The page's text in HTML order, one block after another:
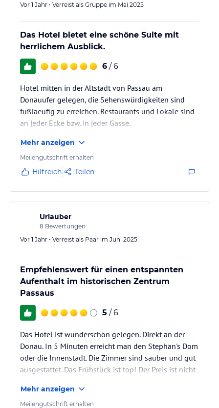
Vor 1 Jahr • Verreist als Gruppe im Mai 2025
Das Hotel bietet eine schöne Suite mit
herrlichem Ausblick.
6 / 6
Hotel mitten in der Altstadt von Passau am
Donauufer gelegen, die Sehenswürdigkeiten sind
fußlaeufig zu erreichen. Restaurants und Lokale sind
an jeder Ecke bzw. in jeder Gasse.
Mehr anzeigen
Meilengutschrift erhalten
Hilfreich Teilen
Urlauber
8 Bewertungen
Vor 1 Jahr • Verreist als Paar im Juni 2025
Empfehlenswert für einen entspannten
Aufenthalt im historischen Zentrum
Passaus
5 / 6
Das Hotel ist wunderschön gelegen. Direkt an der
Donau. In 5 Minuten erreicht man den Stephan's Dom
oder die Innenstadt. Die Zimmer sind sauber und gut
ausgestattet. Das Frühstück ist top! Der Preis ist nicht
Mehr anzeigen
Meilengutschrift erhalten